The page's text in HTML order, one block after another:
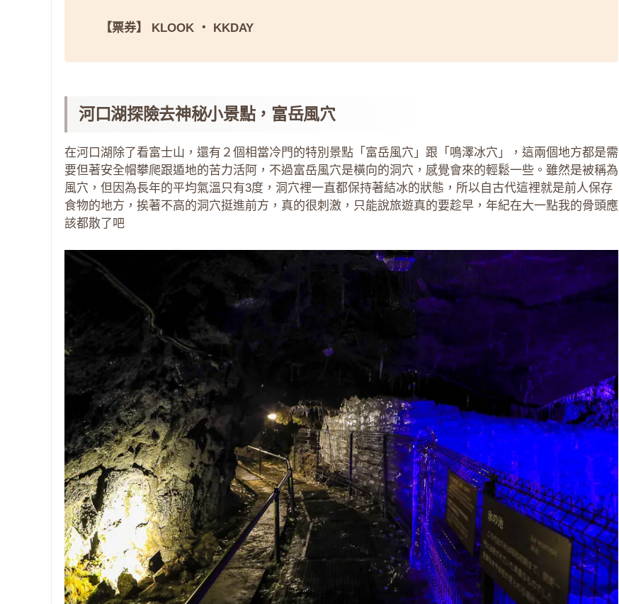
【票券】 KLOOK ・ KKDAY
河口湖探險去神秘小景點，富岳風穴
在河口湖除了看富士山，還有２個相當冷門的特別景點「富岳風穴」跟「鳴澤冰穴」，這兩個地方都是需
要但著安全帽攀爬跟遁地的苦力活阿，不過富岳風穴是橫向的洞穴，感覺會來的輕鬆一些。雖然是被稱為
風穴，但因為長年的平均氣溫只有3度，洞穴裡一直都保持著結冰的狀態，所以自古代這裡就是前人保存
食物的地方，挨著不高的洞穴挺進前方，真的很刺激，只能說旅遊真的要趁早，年紀在大一點我的骨頭應
該都散了吧